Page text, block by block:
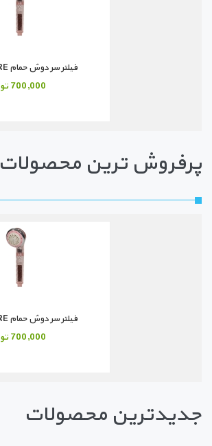
فیلتر سر دوش حمام AQUA CARE
700,000 تومان
پرفروش ترین محصولات
فیلتر سر دوش حمام AQUA CARE
700,000 تومان
جدیدترین محصولات